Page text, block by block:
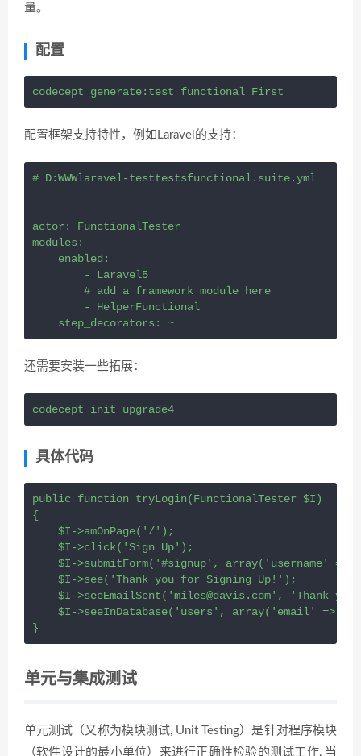
量。
配置
codecept generate:test functional First
配置框架支持特性，例如Laravel的支持：
# D:WWWlaravel-testtestsfunctional.suite.yml
actor: FunctionalTester
modules:
enabled:
- Laravel5
# add a framework module here
- HelperFunctional
step_decorators: ~
还需要安装一些拓展：
codecept init upgrade4
具体代码
public function tryLogin(FunctionalTester $I)
{
$I->amOnPage( '/' );
$I->click( 'Sign Up' );
$I->submitForm( '#signup' , array( 'username' =>
$I->see( 'Thank you for Signing Up!' );
$I->seeEmailSent( 'miles@davis.com' ,
'Thank
$I->seeInDatabase( 'users' , array( 'email' =>
}
单元与集成测试
单元测试（又称为模块测试, Unit Testing）是针对程序模块
（软件设计的最小单位）来进行正确性检验的测试工作, 当